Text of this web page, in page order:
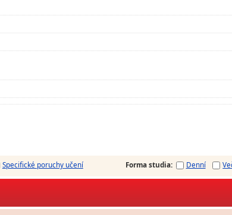
Specifické poruchy učení Forma studia: Denní